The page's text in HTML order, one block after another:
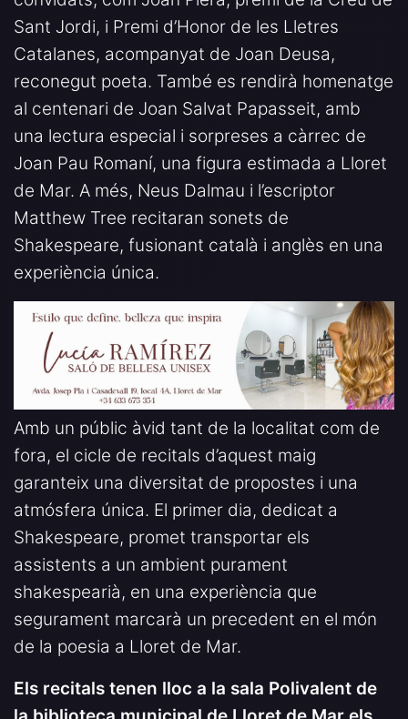
Sant Jordi, i Premi d’Honor de les Lletres
Catalanes, acompanyat de Joan Deusa,
reconegut poeta. També es rendirà homenatge
al centenari de Joan Salvat Papasseit, amb
una lectura especial i sorpreses a càrrec de
Joan Pau Romaní, una figura estimada a Lloret
de Mar. A més, Neus Dalmau i l’escriptor
Matthew Tree recitaran sonets de
Shakespeare, fusionant català i anglès en una
experiència única.
Amb un públic àvid tant de la localitat com de
fora, el cicle de recitals d’aquest maig
garanteix una diversitat de propostes i una
atmósfera única. El primer dia, dedicat a
Shakespeare, promet transportar els
assistents a un ambient purament
shakespearià, en una experiència que
segurament marcarà un precedent en el món
de la poesia a Lloret de Mar.
Els recitals tenen lloc a la sala Polivalent de